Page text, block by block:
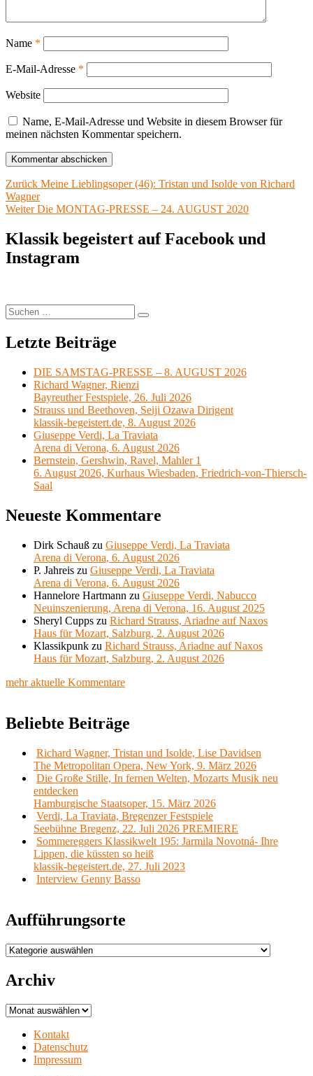
Name *
E-Mail-Adresse *
Website
Name, E-Mail-Adresse und Website in diesem Browser für
meinen nächsten Kommentar speichern.
Beitragsnavigation
Zurück Vorheriger
Beitrag:
Meine Lieblingsoper (46): Tristan und Isolde von Richard
Wagner
Weiter Nächster
Die MONTAG-PRESSE – 24. AUGUST 2020
Klassik begeistert auf Facebook und
Instagram
Suchen
nach:
Suchen
Letzte Beiträge
DIE SAMSTAG-PRESSE – 8. AUGUST 2026
Richard Wagner, Rienzi
Bayreuther Festspiele, 26. Juli 2026
Strauss und Beethoven, Seiji Ozawa Dirigent
klassik-begeistert.de, 8. August 2026
Giuseppe Verdi, La Traviata
Arena di Verona, 6. August 2026
Bernstein, Gershwin, Ravel, Mahler 1
6. August 2026, Kurhaus Wiesbaden, Friedrich-von-Thiersch-
Saal
Neueste Kommentare
Dirk Schauß zu Giuseppe Verdi, La Traviata
Arena di Verona, 6. August 2026
P. Jahreis zu Giuseppe Verdi, La Traviata
Arena di Verona, 6. August 2026
Hannelore Hartmann zu Giuseppe Verdi, Nabucco
Neuinszenierung, Arena di Verona, 16. August 2025
Sheryl Cupps zu Richard Strauss, Ariadne auf Naxos
Haus für Mozart, Salzburg, 2. August 2026
Klassikpunk zu Richard Strauss, Ariadne auf Naxos
Haus für Mozart, Salzburg, 2. August 2026
mehr aktuelle Kommentare
Beliebte Beiträge
Richard Wagner, Tristan und Isolde, Lise Davidsen
The Metropolitan Opera, New York, 9. März 2026
Die Große Stille, In fernen Welten, Mozarts Musik neu
entdecken
Hamburgische Staatsoper, 15. März 2026
Verdi, La Traviata, Bregenzer Festspiele
Seebühne Bregenz, 22. Juli 2026 PREMIERE
Sommereggers Klassikwelt 195: Jarmila Novotná- Ihre
Lippen, die küssten so heiß
klassik-begeistert.de, 27. Juli 2023
Interview Genny Basso
Aufführungsorte
Aufführungsorte
Archiv
Archiv
Kontakt
Datenschutz
Impressum